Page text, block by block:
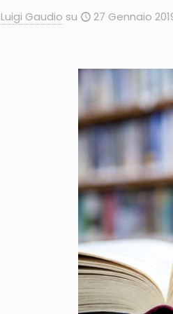
Luigi Gaudio su 27 Gennaio